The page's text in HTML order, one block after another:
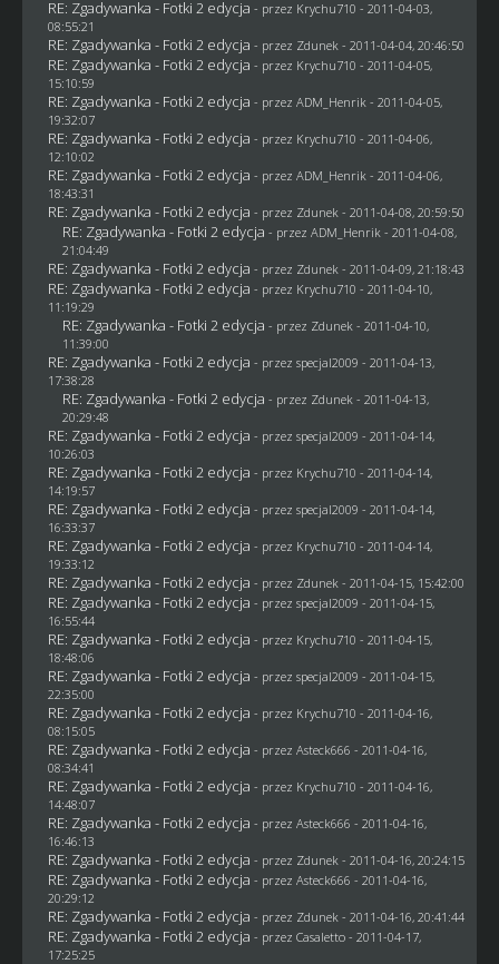
RE: Zgadywanka - Fotki 2 edycja - przez Krychu710 - 2011-04-03,
08:55:21
RE: Zgadywanka - Fotki 2 edycja - przez Zdunek - 2011-04-04, 20:46:50
RE: Zgadywanka - Fotki 2 edycja - przez Krychu710 - 2011-04-05,
15:10:59
RE: Zgadywanka - Fotki 2 edycja - przez ADM_Henrik - 2011-04-05,
19:32:07
RE: Zgadywanka - Fotki 2 edycja - przez Krychu710 - 2011-04-06,
12:10:02
RE: Zgadywanka - Fotki 2 edycja - przez ADM_Henrik - 2011-04-06,
18:43:31
RE: Zgadywanka - Fotki 2 edycja - przez Zdunek - 2011-04-08, 20:59:50
RE: Zgadywanka - Fotki 2 edycja - przez ADM_Henrik - 2011-04-08,
21:04:49
RE: Zgadywanka - Fotki 2 edycja - przez Zdunek - 2011-04-09, 21:18:43
RE: Zgadywanka - Fotki 2 edycja - przez Krychu710 - 2011-04-10,
11:19:29
RE: Zgadywanka - Fotki 2 edycja - przez Zdunek - 2011-04-10,
11:39:00
RE: Zgadywanka - Fotki 2 edycja - przez specjal2009 - 2011-04-13,
17:38:28
RE: Zgadywanka - Fotki 2 edycja - przez Zdunek - 2011-04-13,
20:29:48
RE: Zgadywanka - Fotki 2 edycja - przez specjal2009 - 2011-04-14,
10:26:03
RE: Zgadywanka - Fotki 2 edycja - przez Krychu710 - 2011-04-14,
14:19:57
RE: Zgadywanka - Fotki 2 edycja - przez specjal2009 - 2011-04-14,
16:33:37
RE: Zgadywanka - Fotki 2 edycja - przez Krychu710 - 2011-04-14,
19:33:12
RE: Zgadywanka - Fotki 2 edycja - przez Zdunek - 2011-04-15, 15:42:00
RE: Zgadywanka - Fotki 2 edycja - przez specjal2009 - 2011-04-15,
16:55:44
RE: Zgadywanka - Fotki 2 edycja - przez Krychu710 - 2011-04-15,
18:48:06
RE: Zgadywanka - Fotki 2 edycja - przez specjal2009 - 2011-04-15,
22:35:00
RE: Zgadywanka - Fotki 2 edycja - przez Krychu710 - 2011-04-16,
08:15:05
RE: Zgadywanka - Fotki 2 edycja - przez Asteck666 - 2011-04-16,
08:34:41
RE: Zgadywanka - Fotki 2 edycja - przez Krychu710 - 2011-04-16,
14:48:07
RE: Zgadywanka - Fotki 2 edycja - przez Asteck666 - 2011-04-16,
16:46:13
RE: Zgadywanka - Fotki 2 edycja - przez Zdunek - 2011-04-16, 20:24:15
RE: Zgadywanka - Fotki 2 edycja - przez Asteck666 - 2011-04-16,
20:29:12
RE: Zgadywanka - Fotki 2 edycja - przez Zdunek - 2011-04-16, 20:41:44
RE: Zgadywanka - Fotki 2 edycja - przez Casaletto- 2011-04-17,
17:25:25